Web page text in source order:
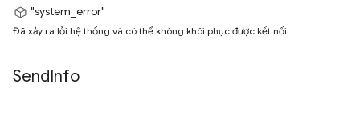
"system_error"
Đã xảy ra lỗi hệ thống và có thể không khôi phục được kết nối.
SendInfo